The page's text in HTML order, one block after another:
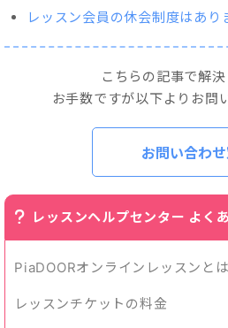
レッスン会員の休会制度はあり
こちらの記事で解
お手数ですが以下よりお問
お問い合わ
レッスンヘルプセンター よく
PiaDOORオンラインレッスンと
レッスンチケットの料金